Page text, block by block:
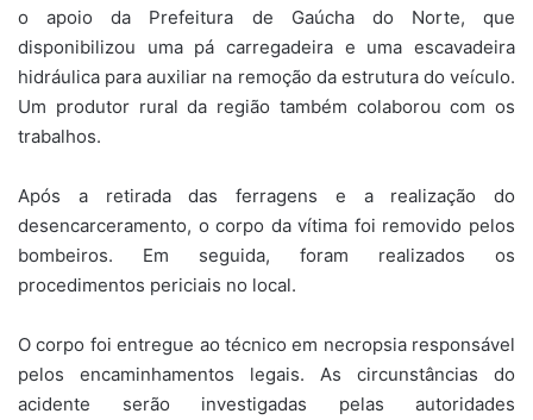
o apoio da Prefeitura de Gaúcha do Norte, que
disponibilizou uma pá carregadeira e uma escavadeira
hidráulica para auxiliar na remoção da estrutura do veículo.
Um produtor rural da região também colaborou com os
trabalhos.
Após a retirada das ferragens e a realização do
desencarceramento, o corpo da vítima foi removido pelos
bombeiros. Em seguida, foram realizados os
procedimentos periciais no local.
O corpo foi entregue ao técnico em necropsia responsável
pelos encaminhamentos legais. As circunstâncias do
acidente serão investigadas pelas autoridades